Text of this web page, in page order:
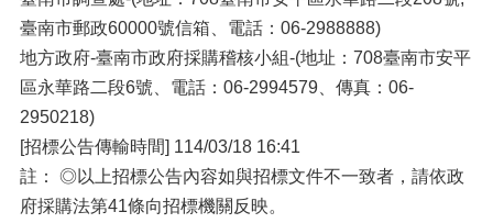
臺南市郵政60000號信箱、電話：06-2988888)
地方政府-臺南市政府採購稽核小組-(地址：708臺南市安平
區永華路二段6號、電話：06-2994579、傳真：06-
2950218)
[招標公告傳輸時間] 114/03/18 16:41
註： ◎以上招標公告內容如與招標文件不一致者，請依政
府採購法第41條向招標機關反映。